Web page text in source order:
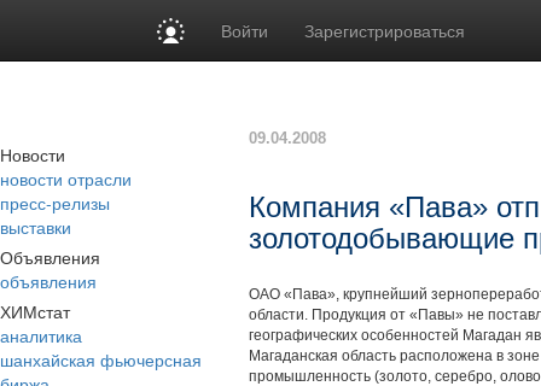
Войти Зарегистрироваться
Новости
новости отрасли
пресс-релизы
выставки
Объявления
объявления
ХИМстат
аналитика
шанхайская фьючерсная
09.04.2008
Компания «Пава»
золотодобывающие
ОАО «Пава», крупнейший
области. Продукция от «Павы» не
географических особенностей Магадан
Магаданская область расположена в
промышленность (золото, серебро,